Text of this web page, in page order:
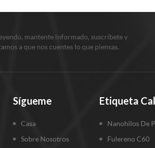
mantente informado, suscríbete y
a que nos cuentes lo que piensas.
Sígueme
Casa
Sobre Nosotros
Etiqueta
Nanohilos De
Fulereno C60